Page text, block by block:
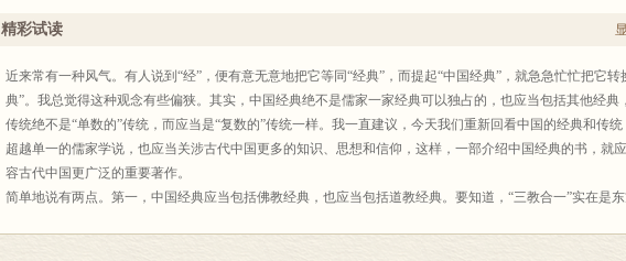
四、《周易》之流（一）：占卜术
【文献选读】
【参考书目】
《论语》：礼与仁
一、瞧，那个人是孔子！
二、《论语》其书
三、从“礼”到“仁”
精彩试读
近来常有一种风气。有人说到“经”，便有意无意地把它等同“经典”，而提起“中国经典”，就急急忙忙把它转
典”。我总觉得这种观念有些偏狭。其实，中国经典绝不是儒家一家经典可以独占的，也应当包括其他经典
传统绝不是“单数的”传统，而应当是“复数的”传统一样。我一直建议，今天我们重新回看中国的经典和传
超越单一的儒家学说，也应当关涉古代中国更多的知识、思想和信仰，这样，一部介绍中国经典的书，就
容古代中国更广泛的重要著作。
简单地说有两点。第一，中国经典应当包括佛教经典，也应当包括道教经典。要知道，“三教合一”实在是